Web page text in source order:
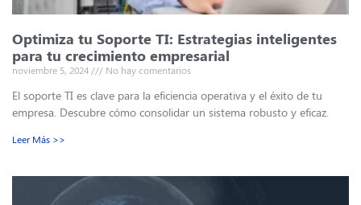
Optimiza tu Soporte TI: Estrategias inteligentes
para tu crecimiento empresarial
noviembre 5, 2024 No hay comentarios
El soporte TI es clave para la eficiencia operativa y el éxito de tu
empresa. Descubre cómo consolidar un sistema robusto y eficaz.
Leer Más >>